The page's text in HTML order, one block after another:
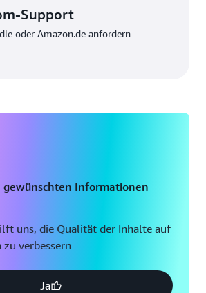
Support
oder Amazon.de anfordern
gewünschten Informationen
uns, die Qualität der Inhalte auf
zu verbessern
Ja